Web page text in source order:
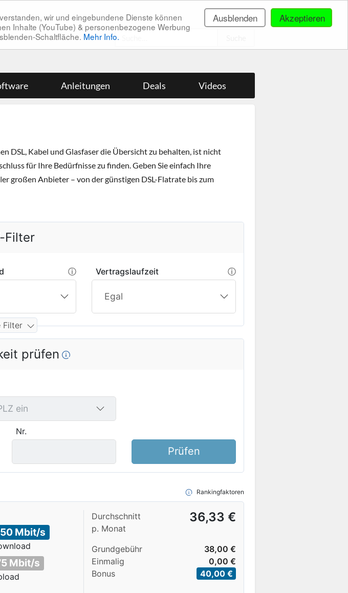
Akzeptieren
Ausblenden
wir und eingebundene Dienste können
Inhalte (YouTube) & personenbezogene Werbung
Schaltfläche. Mehr Info.
Anleitungen Deals Videos
DSL, Kabel und Glasfaser die Übersicht zu behalten, ist nicht
für Ihre Bedürfnisse zu finden. Geben Sie einfach Ihre
großen Anbieter – von der günstigen DSL-Flatrate bis zum